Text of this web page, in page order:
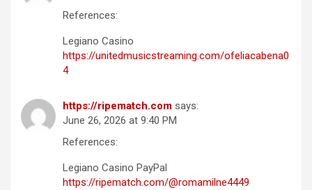
References:
Legiano Casino
https://unitedmusicstreaming.com/ofeliacabena0
4
https://ripematch.com says:
June 26, 2026 at 9:40 PM
References:
Legiano Casino PayPal
https://ripematch.com/@romamilne4449